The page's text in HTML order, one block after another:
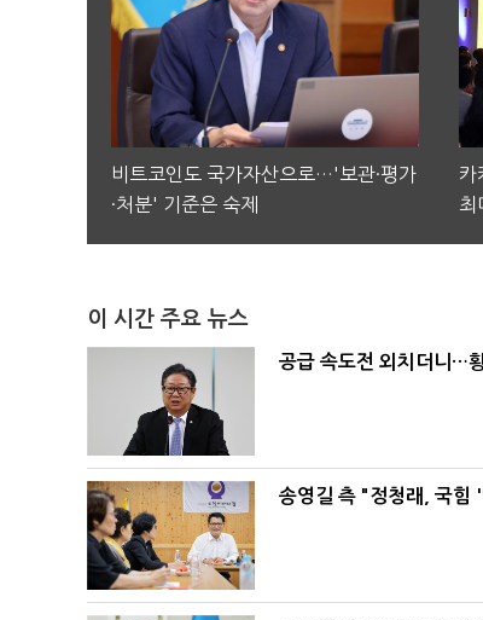
비트코인도 국가자산으로…'보관·평가
·처분' 기준은 숙제
카
최
이 시간 주요 뉴스
공급 속도전 외치더니…
송영길 측 "정청래, 국힘